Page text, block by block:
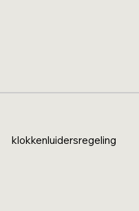
klokkenluidersregeling